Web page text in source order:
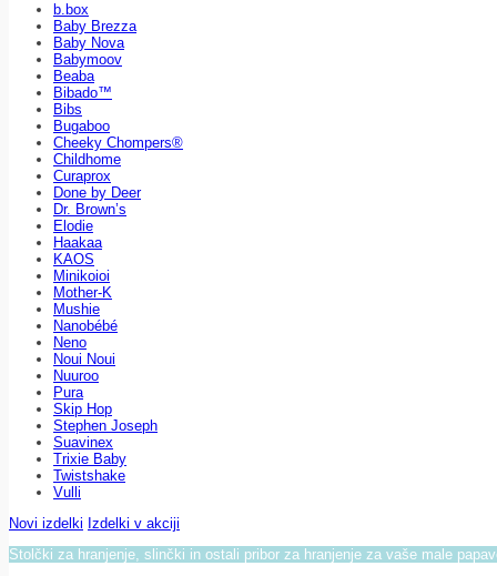
b.box
Baby Brezza
Baby Nova
Babymoov
Beaba
Bibado™
Bibs
Bugaboo
Cheeky Chompers®
Childhome
Curaprox
Done by Deer
Dr. Brown’s
Elodie
Haakaa
KAOS
Minikoioi
Mother-K
Mushie
Nanobébé
Neno
Noui Noui
Nuuroo
Pura
Skip Hop
Stephen Joseph
Suavinex
Trixie Baby
Twistshake
Vulli
Novi izdelki Izdelki v akciji
Stolčki za hranjenje, slinčki in ostali pribor za hranjenje za vaše male